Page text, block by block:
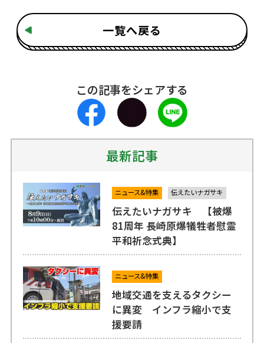
一覧へ戻る
この記事をシェアする
最新記事
ニュース&特集 伝えたいナガサキ
伝えたいナガサキ 【被爆
81周年 長崎原爆犠牲者慰霊
平和祈念式典】
ニュース&特集
地域交通を支えるタクシー
に異変 インフラ縮小で支
援要請